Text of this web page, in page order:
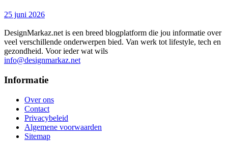
25 juni 2026
DesignMarkaz.net is een breed blogplatform die jou informatie over
veel verschillende onderwerpen bied. Van werk tot lifestyle, tech en
gezondheid. Voor ieder wat wils
info@designmarkaz.net
Informatie
Over ons
Contact
Privacybeleid
Algemene voorwaarden
Sitemap